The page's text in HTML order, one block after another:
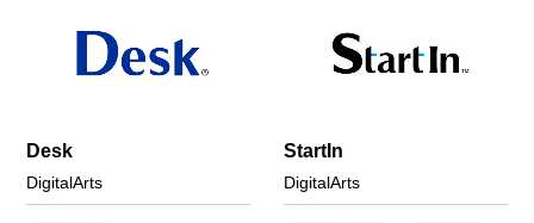
Desk
DigitalArts
StartIn
DigitalArts